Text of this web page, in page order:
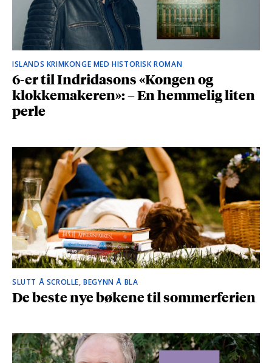
ISLANDS KRIMKONGE MED HISTORISK ROMAN
6-er til Indridasons «Kongen og
klokkemakeren»: – En hemmelig liten
perle
SLUTT Å SCROLLE, BEGYNN Å BLA
De beste nye bøkene til sommerferien